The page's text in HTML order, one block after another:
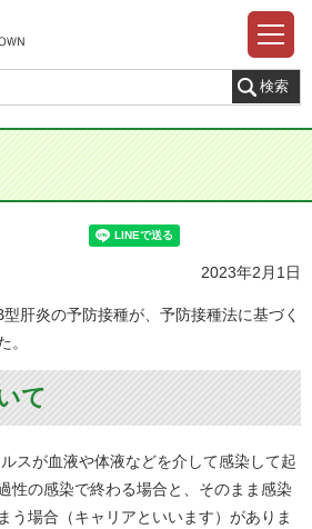
2023年2月1日
肝炎の予防接種が、予防接種法に基づく
。
て
スが血液や体液などを介して感染して起
性の感染で終わる場合と、そのまま感染
う場合（キャリアといいます）がありま